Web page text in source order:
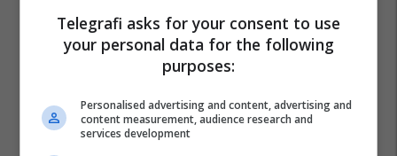
Telegrafi asks for your consent to use
your personal data for the following
purposes:
Personalised advertising and content, advertising and
content measurement, audience research and
services development